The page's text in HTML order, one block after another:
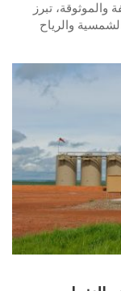
تبرز
والرياح